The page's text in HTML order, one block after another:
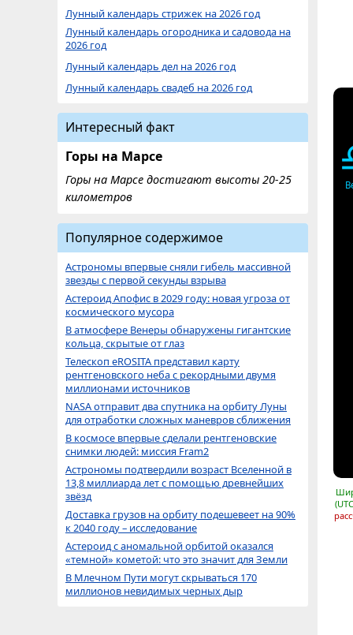
Лунный календарь стрижек на 2026 год
Лунный календарь огородника и садовода на
2026 год
Лунный календарь дел на 2026 год
Лунный календарь свадеб на 2026 год
Интересный факт
Горы на Марсе
Горы на Марсе достигают высоты 20-25
километров
Популярное содержимое
Астрономы впервые сняли гибель массивной
звезды с первой секунды взрыва
Астероид Апофис в 2029 году: новая угроза от
космического мусора
В атмосфере Венеры обнаружены гигантские
кольца, скрытые от глаз
Телескоп eROSITA представил карту
рентгеновского неба с рекордными двумя
миллионами источников
NASA отправит два спутника на орбиту Луны
для отработки сложных маневров сближения
В космосе впервые сделали рентгеновские
снимки людей: миссия Fram2
Астрономы подтвердили возраст Вселенной в
13,8 миллиарда лет с помощью древнейших
звёзд
Доставка грузов на орбиту подешевеет на 90%
к 2040 году – исследование
Астероид с аномальной орбитой оказался
«темной» кометой: что это значит для Земли
В Млечном Пути могут скрываться 170
миллионов невидимых черных дыр